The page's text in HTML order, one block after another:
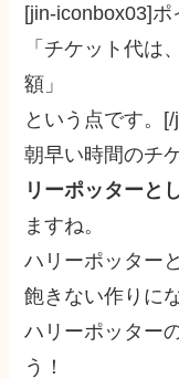
[jin-iconbox03]ポ
「チケット代は
額」
という点です。
朝早い時間のチ
リーポッターと
ますね。
ハリーポッター
飽きない作りに
ハリーポッター
う！